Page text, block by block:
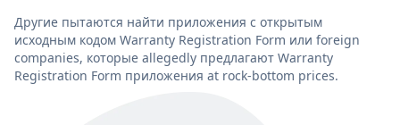
Другие пытаются найти приложения с открытым
исходным кодом Warranty Registration Form или foreign
companies, которые allegedly предлагают Warranty
Registration Form приложения at rock-bottom prices.